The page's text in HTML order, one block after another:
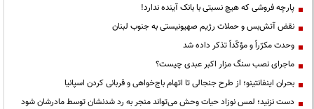
پارچه فروشی که هیچ نسبتی با بانک آینده ندارد!
نقض آتش‌بس و حملات رژیم صهیونیستی به جنوب لبنان
وحدت مکرّراً و مؤکّداً تذکر داده شد
ماجرای نصب سنگ مزار اکبر عبدی چیست؟
بحران اینفانتینو؛ از طرح جنجالی تا اتهام باج‌خواهی و قربانی کردن اسپانیا
دست نزنید؛ لمس نوزاد حیات وحش می‌تواند منجر به رد شدنشان توسط مادرشان شود